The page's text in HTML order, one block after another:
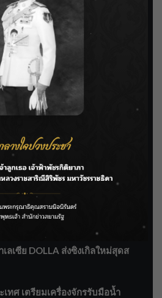
VARIETY
ENTERTAINMENT
ตามแก้ปัญหาโครงการประตู
วนคิด! “อยากกินอะไรหลังจาก
ว้ตอนยังมีชีวิต”
ติดตามโครงการหุบกะพง–ห้วย
เพชรบุรี
ลเซีย DOLLA ส่งซิงเกิลใหม่สุดส
ทศ เตรียมเครื่องจักรรับมือน้ำ